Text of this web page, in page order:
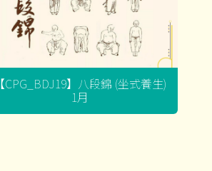
【CPG_BDJ19】八段錦 (坐式養生)
1月